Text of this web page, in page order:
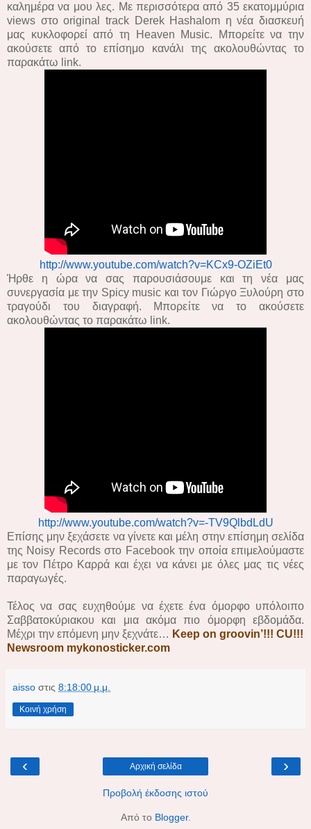
καλημέρα να μου λες. Με περισσότερα από 35 εκατομμύρια
views στο original track Derek Hashalom η νέα διασκευή
μας κυκλοφορεί από τη Heaven Music. Μπορείτε να την
ακούσετε από το επίσημο κανάλι της ακολουθώντας το
παρακάτω link.
http://www.youtube.com/watch?v=KCx9-OZiEt0
Ήρθε η ώρα να σας παρουσιάσουμε και τη νέα μας
συνεργασία με την Spicy music και τον Γιώργο Ξυλούρη στο
τραγούδι του διαγραφή. Μπορείτε να το ακούσετε
ακολουθώντας το παρακάτω link.
http://www.youtube.com/watch?v=-TV9QlbdLdU
Επίσης μην ξεχάσετε να γίνετε και μέλη στην επίσημη σελίδα
της Noisy Records στο Facebook την οποία επιμελούμαστε
με τον Πέτρο Καρρά και έχει να κάνει με όλες μας τις νέες
παραγωγές.
Τέλος να σας ευχηθούμε να έχετε ένα όμορφο υπόλοιπο
Σαββατοκύριακου και μια ακόμα πιο όμορφη εβδομάδα.
Μέχρι την επόμενη μην ξεχνάτε… Keep on groovin’!!! CU!!!
Newsroom mykonosticker.com
aisso στις 8:18:00 μ.μ.
Κοινή χρήση
‹ ›
Αρχική σελίδα
Προβολή έκδοσης ιστού
Από το Blogger.